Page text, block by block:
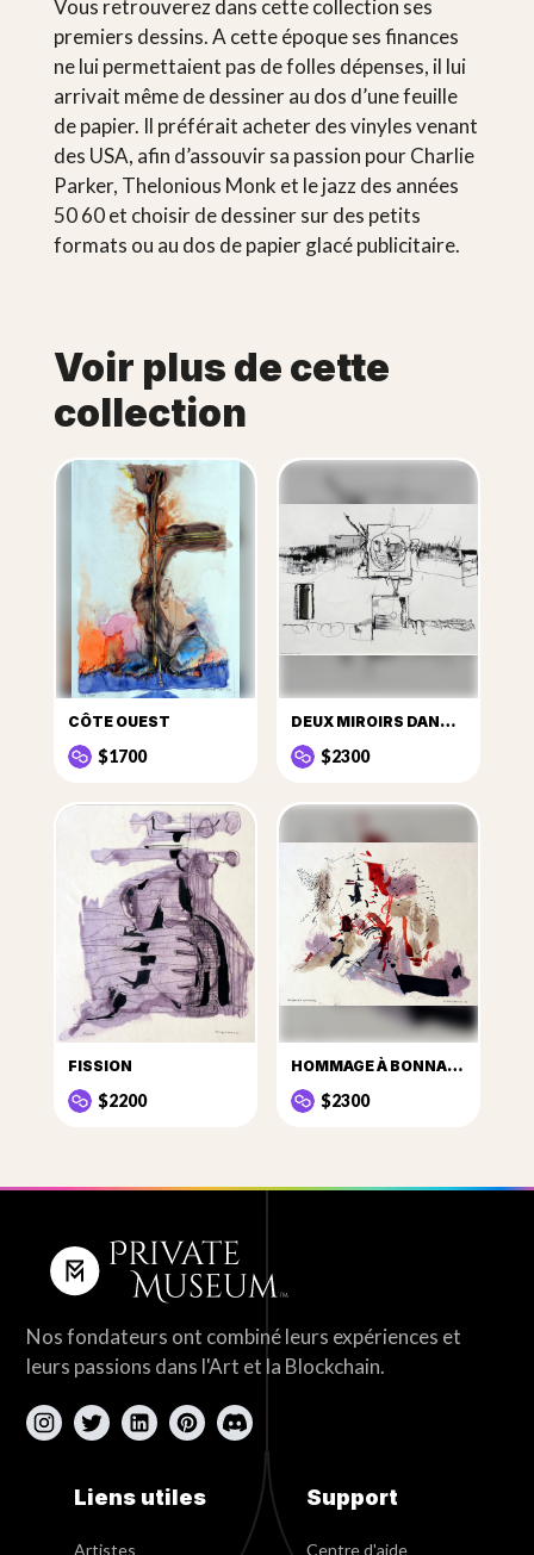
Vous retrouverez dans cette collection ses
premiers dessins. A cette époque ses finances
ne lui permettaient pas de folles dépenses, il lui
arrivait même de dessiner au dos d’une feuille
de papier. Il préférait acheter des vinyles venant
des USA, afin d’assouvir sa passion pour Charlie
Parker, Thelonious Monk et le jazz des années
50 60 et choisir de dessiner sur des petits
formats ou au dos de papier glacé publicitaire.
Voir plus de cette
collection
CÔTE OUEST
$1700
DEUX MIROIRS DANS LE BROUILLARD
$2300
FISSION
$2200
HOMMAGE À BONNARD
$2300
Nos fondateurs ont combiné leurs expériences et
leurs passions dans l'Art et la Blockchain.
Liens utiles
Artistes
Support
Centre d'aide